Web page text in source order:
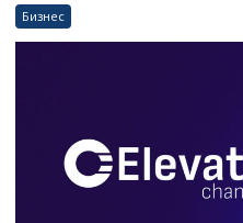
Бизнес